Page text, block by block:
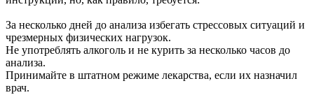
За несколько дней до анализа избегать стрессовых ситуаций и
чрезмерных физических нагрузок.
Не употреблять алкоголь и не курить за несколько часов до
анализа.
Принимайте в штатном режиме лекарства, если их назначил
врач.